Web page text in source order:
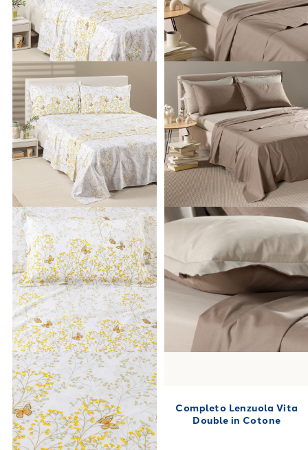
Completo Lenzuola Vita
Double in Cotone